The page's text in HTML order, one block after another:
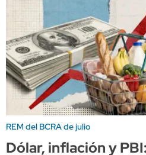
REM del BCRA de julio
Dólar, inflación y